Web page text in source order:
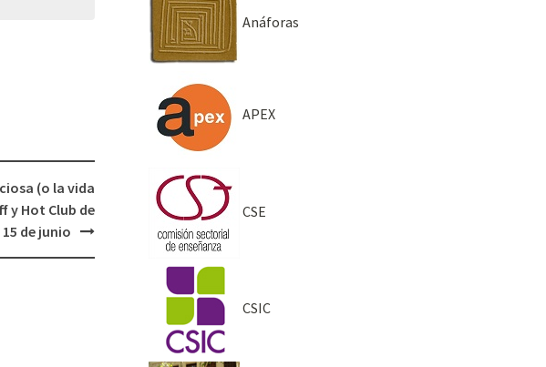
(o la vida
y Hot Club de
de junio
Anáforas
APEX
CSE
CSIC